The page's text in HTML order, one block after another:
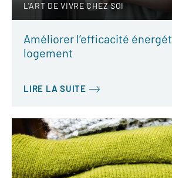
L'ART DE VIVRE CHEZ SOI
Améliorer l’efficacité
logement
LIRE LA SUITE